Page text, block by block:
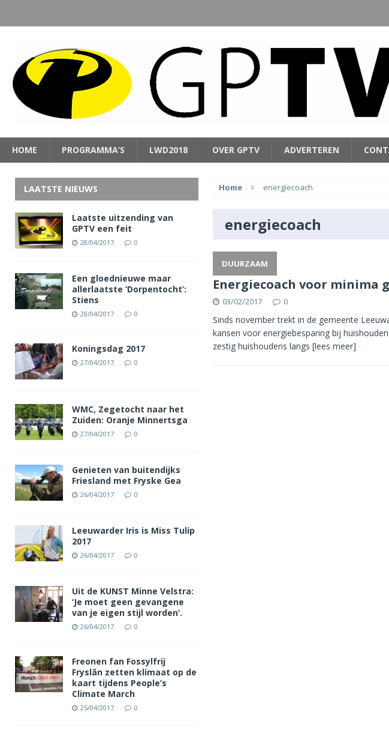
HOME PROGRAMMA’S LWD2018 OVER GPTV ADVERTEREN
Home energiecoach
energiecoach
DUURZAAM
Energiecoach voor minima
03/02/2017 0
Sinds november trekt in de gemeente
kansen voor energiebesparing bij
zestig huishoudens langs [lees meer]
LAATSTE NIEUWS
Laatste uitzending van
GPTV een feit
28/04/2017 0
Een gloednieuwe maar
allerlaatste ‘Dorpentocht’:
Stiens
28/04/2017 0
Koningsdag 2017
27/04/2017 0
WMC, Zegetocht naar het
Zuiden: Oranje Minnertsga
27/04/2017 0
Genieten van buitendijks
Friesland met Fryske Gea
26/04/2017 0
Leeuwarder Iris is Miss Tulip
2017
26/04/2017 0
Uit de KUNST Minne Velstra:
‘Je moet geen gevangene
van je eigen stijl worden’.
26/04/2017 0
Freonen fan Fossylfrij
Fryslân zetten klimaat op de
kaart tijdens People’s
Climate March
25/04/2017 0